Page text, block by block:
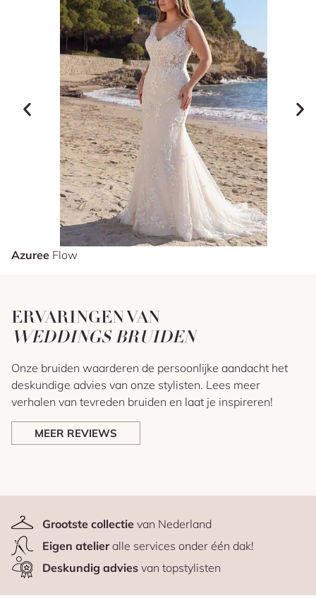
Azuree Flow
ERVARINGEN VAN
WEDDINGS BRUIDEN
Onze bruiden waarderen de persoonlijke aandacht het
deskundige advies van onze stylisten. Lees meer
verhalen van tevreden bruiden en laat je inspireren!
MEER REVIEWS
Grootste collectievan Nederland
Eigen atelieralle services onder één dak!
Deskundig adviesvan topstylisten